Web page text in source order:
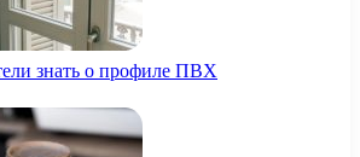
знать о профиле ПВХ